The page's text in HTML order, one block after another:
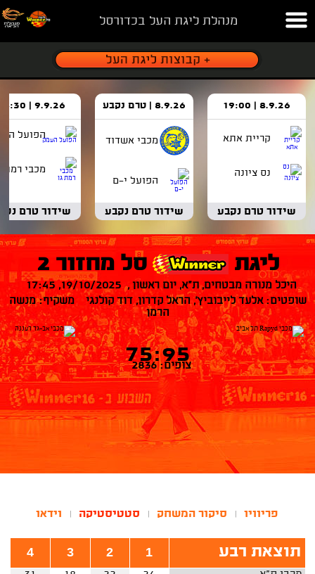
מנהלת ליגת העל בכדורסל
8.9.26 | 19:00
קריית אתא
נס ציונה
שידור טרם נקבע
8.9.26 | טרם נקבע
מכבי אשדוד
הפועל י-ם
שידור טרם נקבע
9.9.26 | 18:30
הפועל
מכבי רמת
שידור טרם
ליגת סל מחזור 2
היכל מנורה מבטחים, ת"א, יום ראשון , 19/10/2025, 17:45
שופטים: אלעד לייבוביץ', הראל קדרון, דוד קולנגי משקיף: מנשה
הרמן
75:95
צופים: 2836
פריוויו סיקור המשחק סטטיסטיקה וידאו
תוצאת רבע 1
2
3
4